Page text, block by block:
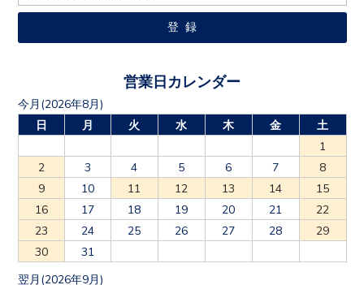
営業日カレンダー
今月(2026年8月)
日
月 火 水 木 金
土
1
2
3 4 5 6 7
8
9
10 11 12 13 14
15
16
17 18 19 20 21
22
23
24 25 26 27 28
29
30
31
翌月(2026年9月)